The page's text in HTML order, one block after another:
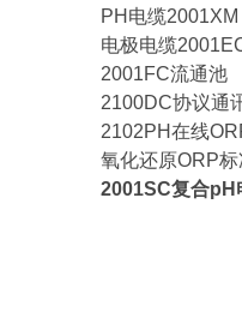
PH电缆2001XM
电极电缆
2001FC流通池
2100DC协议通
2102PH在线
氧化还原ORP
2001SC复合pH